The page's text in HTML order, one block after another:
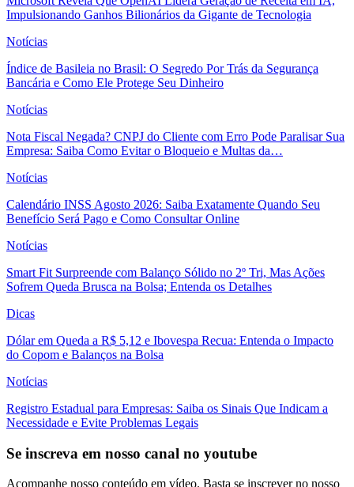
Impulsionando Ganhos Bilionários da Gigante de Tecnologia
Notícias
Índice de Basileia no Brasil: O Segredo Por Trás da Segurança
Bancária e Como Ele Protege Seu Dinheiro
Notícias
Nota Fiscal Negada? CNPJ do Cliente com Erro Pode Paralisar Sua
Empresa: Saiba Como Evitar o Bloqueio e Multas da…
Notícias
Calendário INSS Agosto 2026: Saiba Exatamente Quando Seu
Benefício Será Pago e Como Consultar Online
Notícias
Smart Fit Surpreende com Balanço Sólido no 2º Tri, Mas Ações
Sofrem Queda Brusca na Bolsa; Entenda os Detalhes
Dicas
Dólar em Queda a R$ 5,12 e Ibovespa Recua: Entenda o Impacto
do Copom e Balanços na Bolsa
Notícias
Registro Estadual para Empresas: Saiba os Sinais Que Indicam a
Necessidade e Evite Problemas Legais
Se inscreva em nosso canal no youtube
Acompanhe nosso conteúdo em vídeo. Basta se inscrever no nosso